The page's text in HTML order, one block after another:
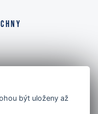
být uloženy až